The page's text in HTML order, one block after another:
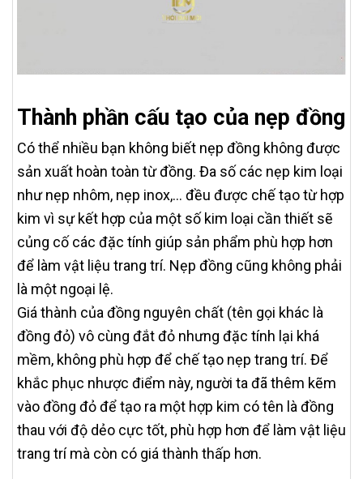
Thành phần cấu tạo của nẹp đồng
Có thể nhiều bạn không biết nẹp đồng không được
sản xuất hoàn toàn từ đồng. Đa số các nẹp kim loại
như nẹp nhôm, nẹp inox,… đều được chế tạo từ hợp
kim vì sự kết hợp của một số kim loại cần thiết sẽ
củng cố các đặc tính giúp sản phẩm phù hợp hơn
để làm vật liệu trang trí. Nẹp đồng cũng không phải
là một ngoại lệ.
Giá thành của đồng nguyên chất (tên gọi khác là
đồng đỏ) vô cùng đắt đỏ nhưng đặc tính lại khá
mềm, không phù hợp để chế tạo nẹp trang trí. Để
khắc phục nhược điểm này, người ta đã thêm kẽm
vào đồng đỏ để tạo ra một hợp kim có tên là đồng
thau với độ dẻo cực tốt, phù hợp hơn để làm vật liệu
trang trí mà còn có giá thành thấp hơn.